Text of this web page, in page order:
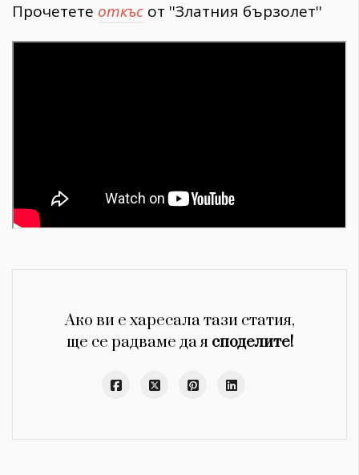
Прочетете откъс от ''Златния бързолет''
Ако ви е харесала тази статия,
ще се радваме да я споделите!